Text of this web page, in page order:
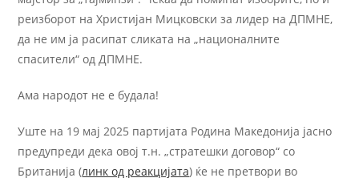
реизборот на Христијан Мицковски за лидер на ДПМНЕ,
да не им ја расипат сликата на „националните
спасители“ од ДПМНЕ.
Ама народот не е будала!
Уште на 19 мај 2025 партијата Родина Македонија јасно
предупреди дека овој т.н. „стратешки договор“ со
Британија (линк од реакцијата) ќе не претвори во